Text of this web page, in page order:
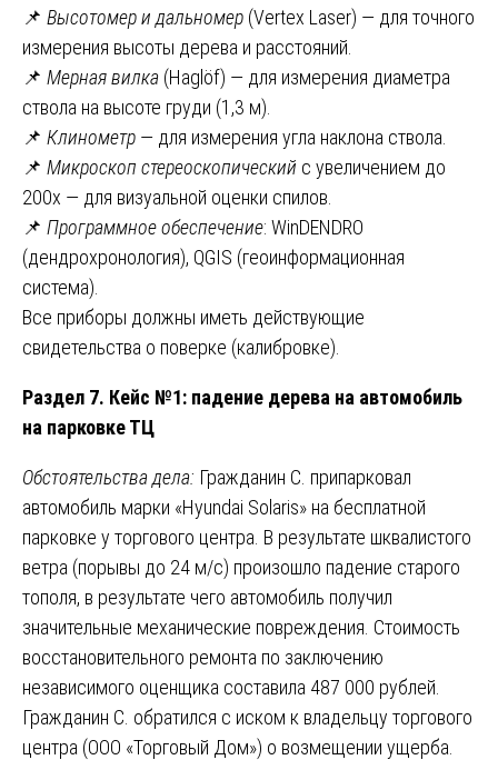
📌 Высотомер и дальномер (Vertex Laser) — для точного
измерения высоты дерева и расстояний.
📌 Мерная вилка (Haglöf) — для измерения диаметра
ствола на высоте груди (1,3 м).
📌 Клинометр — для измерения угла наклона ствола.
📌 Микроскоп стереоскопический с увеличением до
200х — для визуальной оценки спилов.
📌 Программное обеспечение: WinDENDRO
(дендрохронология), QGIS (геоинформационная
система).
Все приборы должны иметь действующие
свидетельства о поверке (калибровке).
Раздел 7. Кейс №1: падение дерева на автомобиль
на парковке ТЦ
Обстоятельства дела: Гражданин С. припарковал
автомобиль марки «Hyundai Solaris» на бесплатной
парковке у торгового центра. В результате шквалистого
ветра (порывы до 24 м/с) произошло падение старого
тополя, в результате чего автомобиль получил
значительные механические повреждения. Стоимость
восстановительного ремонта по заключению
независимого оценщика составила 487 000 рублей.
Гражданин С. обратился с иском к владельцу торгового
центра (ООО «Торговый Дом») о возмещении ущерба.